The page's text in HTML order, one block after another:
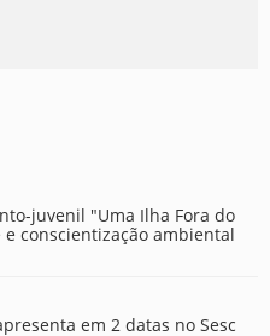
juvenil "Uma Ilha Fora do
conscientização ambiental
em 2 datas no Sesc